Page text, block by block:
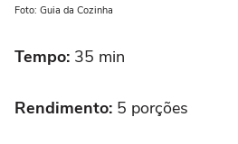
Foto: Guia da Cozinha
Tempo: 35 min
Rendimento: 5 porções